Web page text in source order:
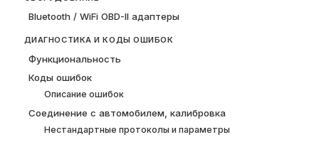
Bluetooth / WiFi OBD-II адаптеры
ДИАГНОСТИКА И КОДЫ ОШИБОК
Функциональность
Коды ошибок
Описание ошибок
Соединение с автомобилем, калибровка
Нестандартные протоколы и параметры